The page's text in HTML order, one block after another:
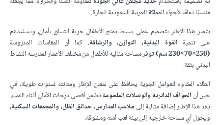
مناسبًا تمامًا لأجواء المملكة العربية السعودية الحارة.
يتميز هذا الإطار بتصميم عملي بسيط يمنح الأطفال حرية التسلق بأمان، ويساعدهم
على تنمية القوة البدنية، التوازن، والرشاقة. كما أن المقاسات المدروسة
(250×70×230 سم)
توفر مساحة مثالية للأطفال من مختلف الأعمار لممارسة النشاط
البدني بثقة.
الطلاء المقاوم للعوامل الجوية يحافظ على لمعان الإطار ومتانته لسنوات طويلة، في
حين أن الحواف الدائرية والوصلات الملحومةتضمن أقصى درجات الأمان أثناء اللعب.
يعد هذا الإطار إضافة مثالية إلى ملاعب المدارس، حدائق الفلل، والمجمعات السكنية،
ويحول أي مساحة خارجية إلى بيئة لعب آمنة ومشوقة.